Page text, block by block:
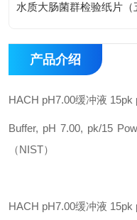
水质大肠菌群检验纸片
产品介绍
HACH pH7.00缓冲液 15pk
Buffer, pH 7.00, pk/15
（NIST）
HACH pH7.00缓冲液 15pk